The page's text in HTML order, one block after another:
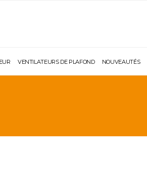
VENTILATEURS DE PLAFOND NOUVEAUTÉS